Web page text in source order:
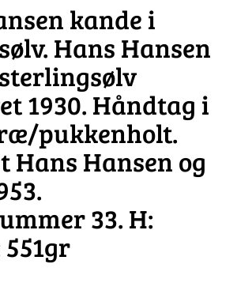
kande i
Hans Hansen
1930. Håndtag i
pukkenholt.
Hans Hansen og
33. H:
551gr